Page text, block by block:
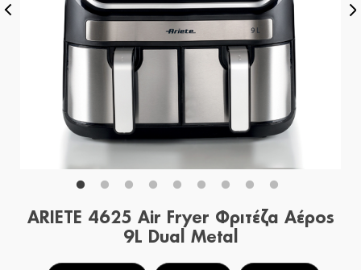
ARIETE 4625 Air Fryer Φριτέζα Αέρος
9L Dual Metal